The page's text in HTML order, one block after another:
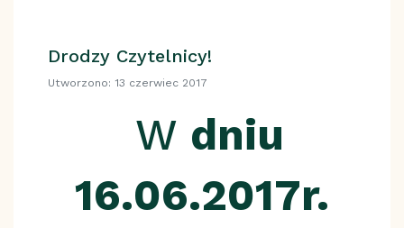
Drodzy Czytelnicy!
Utworzono: 13 czerwiec 2017
W dniu
16.06.2017r.